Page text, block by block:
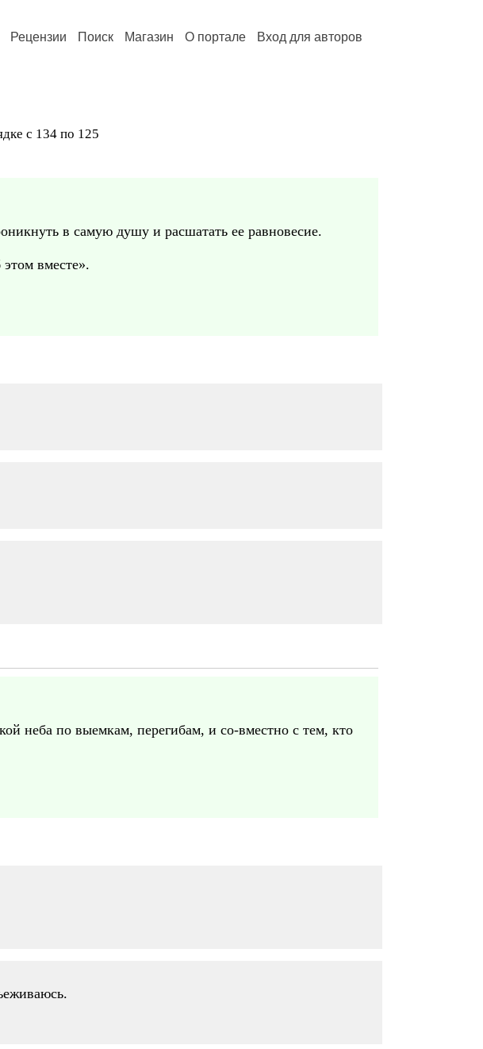
Рецензии Поиск Магазин О портале Вход для авторов
с 134 по 125
в самую душу и расшатать ее равновесие.
вместе».
неба по выемкам, перегибам, и со-вместно с тем, кто